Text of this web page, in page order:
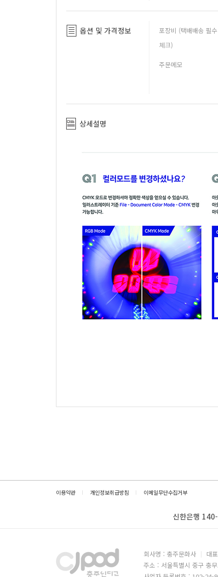
옵션 및 가격정보
포장비 (택배배송 필수
체크)
주문메모
상세설명
이용약관 개인정보취급방침 이메일무단수집거부
신한은행
회사명 : 충주문화사
대
주소 : 서울특별시 중구 충